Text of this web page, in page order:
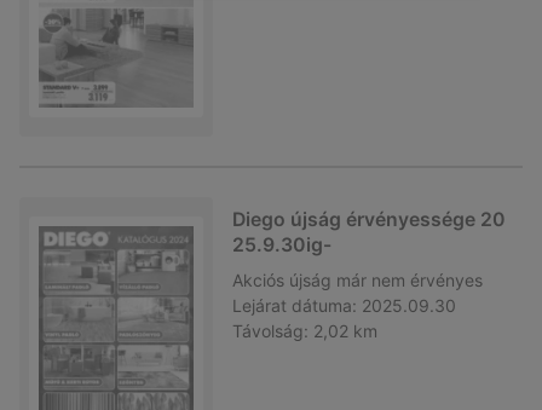
Diego újság érvényessége 20
25.9.30ig-
Akciós újság már nem érvényes
Lejárat dátuma: 2025.09.30
Távolság: 2,02 km